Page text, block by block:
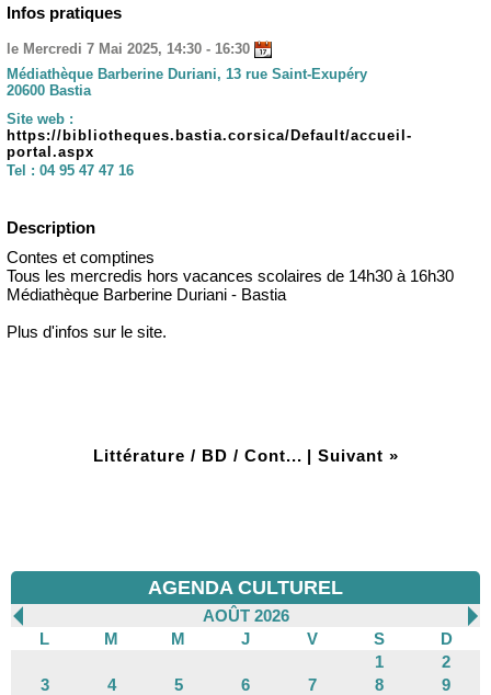
Infos pratiques
le Mercredi 7 Mai 2025, 14:30 - 16:30
Médiathèque Barberine Duriani, 13 rue Saint-Exupéry
20600 Bastia
Site web :
https://bibliotheques.bastia.corsica/Default/accueil-
portal.aspx
Tel : 04 95 47 47 16
Description
Contes et comptines
Tous les mercredis hors vacances scolaires de 14h30 à 16h30
Médiathèque Barberine Duriani - Bastia
Plus d'infos sur le site.
Littérature / BD / Cont... | Suivant »
AGENDA CULTUREL
AOÛT 2026
L
M M J V S
D
1
2
3
4 5 6 7 8
9